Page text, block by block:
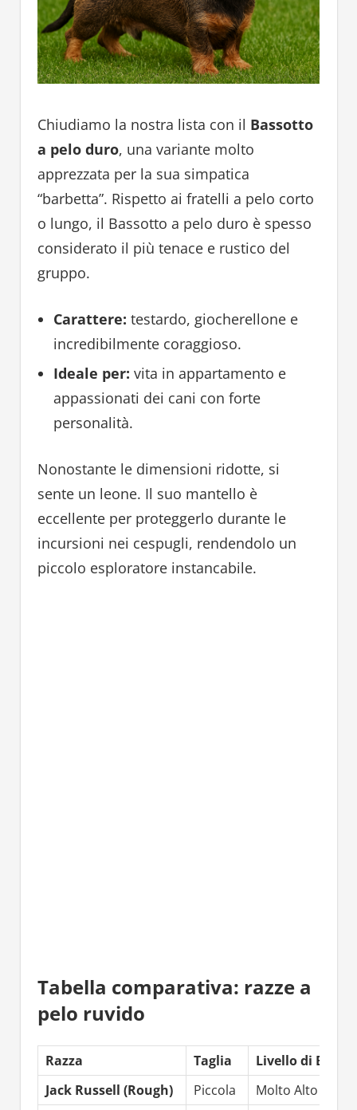
Chiudiamo la nostra lista con il Bassotto
a pelo duro, una variante molto
apprezzata per la sua simpatica
“barbetta”. Rispetto ai fratelli a pelo corto
o lungo, il Bassotto a pelo duro è spesso
considerato il più tenace e rustico del
gruppo.
Carattere: testardo, giocherellone e
incredibilmente coraggioso.
Ideale per: vita in appartamento e
appassionati dei cani con forte
personalità.
Nonostante le dimensioni ridotte, si
sente un leone. Il suo mantello è
eccellente per proteggerlo durante le
incursioni nei cespugli, rendendolo un
piccolo esploratore instancabile.
Tabella comparativa: razze a
pelo ruvido
Razza Taglia
Livello di
Jack Russell (Rough)
Piccola
Molto Alto